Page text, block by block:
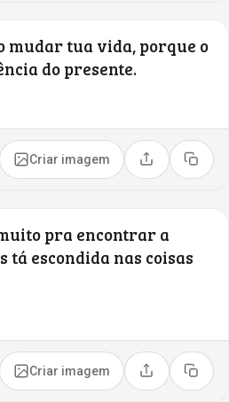
mudar tua vida, porque o
do presente.
Criar imagem Compartilhar
Copiar
pra encontrar a
tá escondida nas coisas
Criar imagem Compartilhar
Copiar